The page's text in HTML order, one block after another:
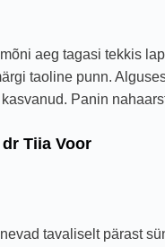
aeg tagasi tekkis
taoline punn.
Panin
Tiia Voor
tavaliselt pärast